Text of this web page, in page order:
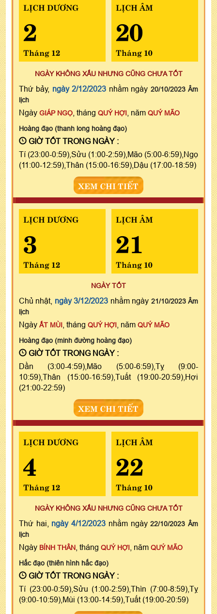
LỊCH DƯƠNG
2
Tháng 12
LỊCH ÂM
20
Tháng 10
NGÀY KHÔNG XẤU NHƯNG CŨNG CHƯA TỐT
Thứ bảy, ngày 2/12/2023 nhằm ngày 20/10/2023 Âm
lịch
Ngày GIÁP NGỌ , tháng QUÝ HỢI , năm QUÝ MÃO
Hoàng đạo (thanh long hoàng đạo)
GIỜ TỐT TRONG NGÀY :
Tí (23:00-0:59),Sửu (1:00-2:59),Mão (5:00-6:59),Ngọ
(11:00-12:59),Thân (15:00-16:59),Dậu (17:00-18:59)
XEM CHI TIẾT
LỊCH DƯƠNG
3
Tháng 12
LỊCH ÂM
21
Tháng 10
NGÀY TỐT
Chủ nhật, ngày 3/12/2023 nhằm ngày 21/10/2023 Âm
lịch
Ngày ẤT MÙI , tháng QUÝ HỢI , năm QUÝ MÃO
Hoàng đạo (minh đường hoàng đạo)
GIỜ TỐT TRONG NGÀY :
Dần (3:00-4:59),Mão (5:00-6:59),Tỵ (9:00-
10:59),Thân (15:00-16:59),Tuất (19:00-20:59),Hợi
(21:00-22:59)
XEM CHI TIẾT
LỊCH DƯƠNG
4
Tháng 12
LỊCH ÂM
22
Tháng 10
NGÀY KHÔNG XẤU NHƯNG CŨNG CHƯA TỐT
Thứ hai, ngày 4/12/2023 nhằm ngày22/10/2023 Âm
lịch
Ngày BÍNH THÂN , tháng QUÝ HỢI , năm QUÝ MÃO
Hắc đạo (thiên hình hắc đạo)
GIỜ TỐT TRONG NGÀY :
Tí (23:00-0:59),Sửu (1:00-2:59),Thìn (7:00-8:59),Tỵ
(9:00-10:59),Mùi (13:00-14:59),Tuất (19:00-20:59)